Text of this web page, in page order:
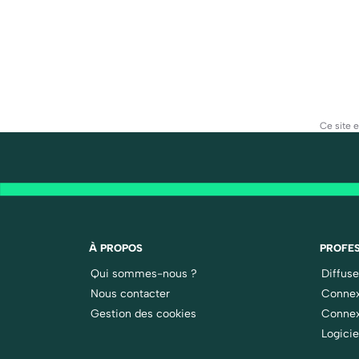
Ce site
À PROPOS
Qui sommes-nous ?
Nous contacter
Gestion des cookies